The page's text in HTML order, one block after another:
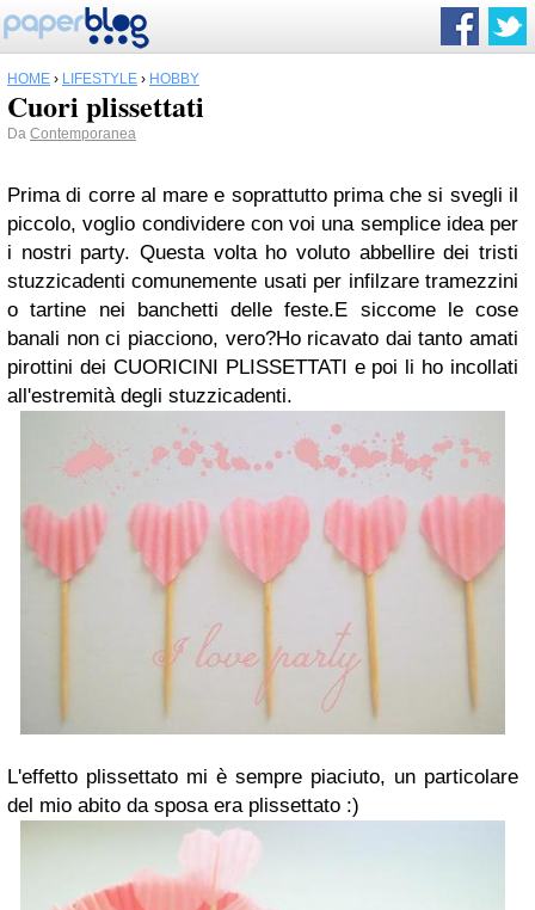
HOME › LIFESTYLE › HOBBY
Cuori plissettati
Da Contemporanea
Prima di corre al mare e soprattutto prima che si svegli il
piccolo, voglio condividere con voi una semplice idea per
i nostri party. Questa volta ho voluto abbellire dei tristi
stuzzicadenti comunemente usati per infilzare tramezzini
o tartine nei banchetti delle feste.E siccome le cose
banali non ci piacciono, vero?Ho ricavato dai tanto amati
pirottini dei CUORICINI PLISSETTATI e poi li ho incollati
all'estremità degli stuzzicadenti.
L'effetto plissettato mi è sempre piaciuto, un particolare
del mio abito da sposa era plissettato :)